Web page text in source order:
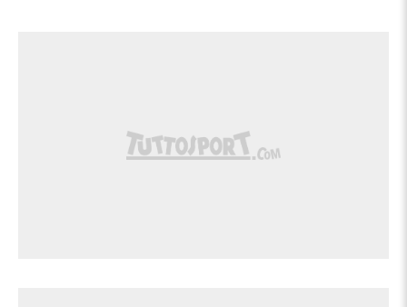
sostituisce Cucho Hernández.